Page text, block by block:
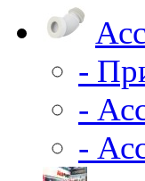
-
-
-